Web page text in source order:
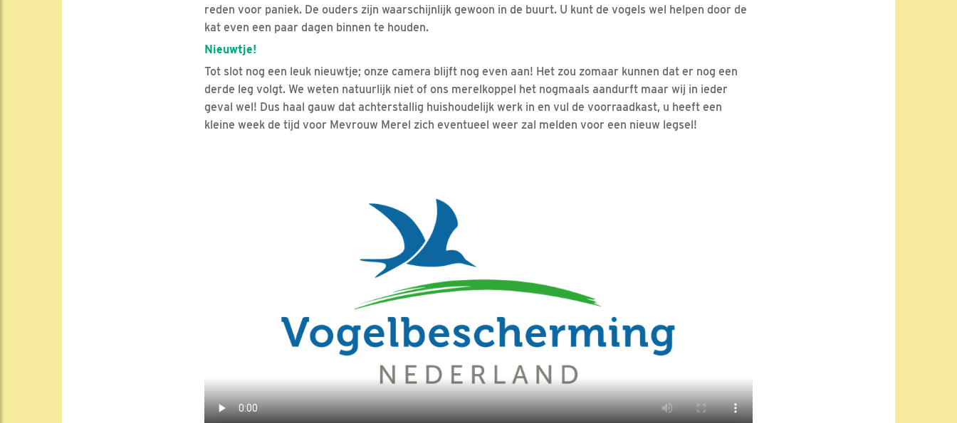
reden voor paniek. De ouders zijn waarschijnlijk gewoon in de buurt. U kunt de vogels wel helpen door de
kat even een paar dagen binnen te houden.
Nieuwtje!
Tot slot nog een leuk nieuwtje; onze camera blijft nog even aan! Het zou zomaar kunnen dat er nog een
derde leg volgt. We weten natuurlijk niet of ons merelkoppel het nogmaals aandurft maar wij in ieder
geval wel! Dus haal gauw dat achterstallig huishoudelijk werk in en vul de voorraadkast, u heeft een
kleine week de tijd voor Mevrouw Merel zich eventueel weer zal melden voor een nieuw legsel!